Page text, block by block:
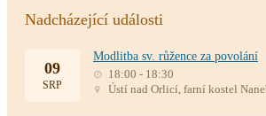
Nadcházející události
09
SRP
Modlitba sv. růžence za povolání
18:00 - 18:30
Ústí nad Orlicí, farní kostel